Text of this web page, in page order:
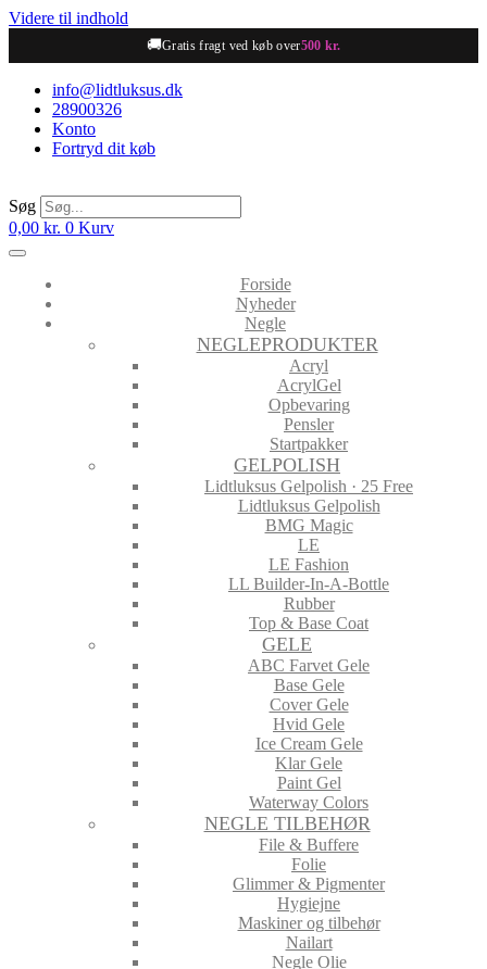
Videre til indhold
🚚Gratis fragt ved køb over500 kr.
info@lidtluksus.dk
28900326
Konto
Fortryd dit køb
Søg
0,00 kr. 0 Kurv
Forside
Nyheder
Negle
NEGLEPRODUKTER
Acryl
AcrylGel
Opbevaring
Pensler
Startpakker
GELPOLISH
Lidtluksus Gelpolish · 25 Free
Lidtluksus Gelpolish
BMG Magic
LE
LE Fashion
LL Builder-In-A-Bottle
Rubber
Top & Base Coat
GELE
ABC Farvet Gele
Base Gele
Cover Gele
Hvid Gele
Ice Cream Gele
Klar Gele
Paint Gel
Waterway Colors
NEGLE TILBEHØR
File & Buffere
Folie
Glimmer & Pigmenter
Hygiejne
Maskiner og tilbehør
Nailart
Negle Olie